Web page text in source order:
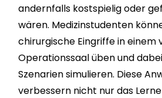
andernfalls kostspielig oder
wären. Medizinstudenten
chirurgische Eingriffe in einem
Operationssaal üben und
Szenarien simulieren. Diese
verbessern nicht nur das